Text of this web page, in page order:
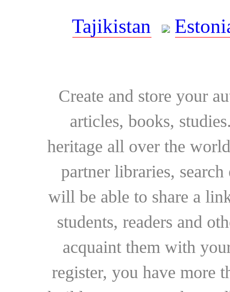
Tajikistan
Create and store your
articles, books,
heritage all over the
partner libraries,
will be able to share a
students, readers and
acquaint them with
register, you have more